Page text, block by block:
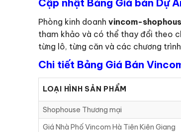
Cập nhật Bảng Giá bán Dự
Phòng kinh doanh vincom-
tham khảo và có thể thay đổi theo
từng lô, từng căn và các chương
Chi tiết Bảng Giá Bán
LOẠI HÌNH SẢN PHẨM
Shophouse Thương mại
Giá Nhà Phố Vincom Hà Tiên Kiên Giang